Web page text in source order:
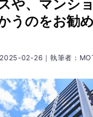
や、マンシ
うのをお勧
2025-02-26 ｜執筆者：